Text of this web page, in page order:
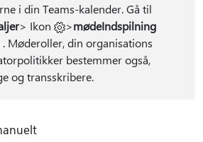
i din Teams-kalender. Gå til
> Ikon >mødeIndspilning
.Møderoller, din organisations
bestemmer også,
og transskribere.